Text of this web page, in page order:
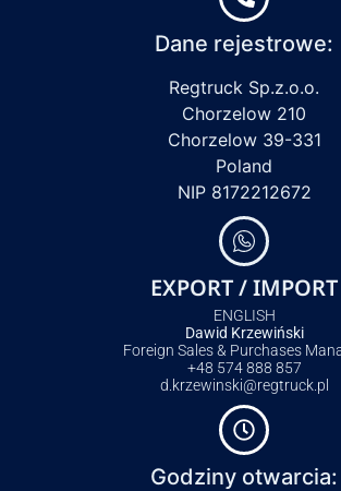
Dane rejestrowe:
Regtruck Sp.z.o.o.
Chorzelow 210
Chorzelow 39-331
Poland
NIP 8172212672
EXPORT / IMPORT
ENGLISH
Dawid Krzewiński
Foreign Sales & Purchases
+48 574 888 857
d.krzewinski@regtruck.pl
Godziny otwarcia: